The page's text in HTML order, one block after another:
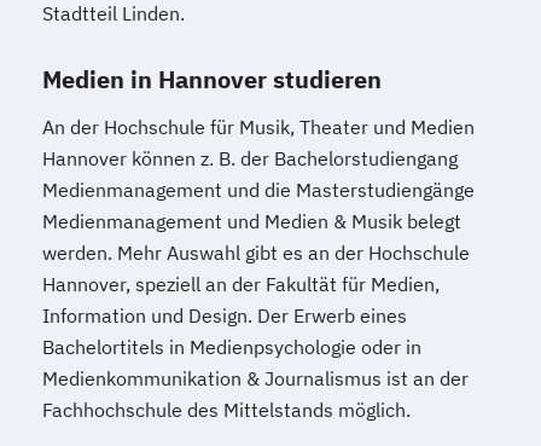
Stadtteil Linden.
Medien in Hannover studieren
An der Hochschule für Musik, Theater und Medien
Hannover können z. B. der Bachelorstudiengang
Medienmanagement und die Masterstudiengänge
Medienmanagement und Medien & Musik belegt
werden. Mehr Auswahl gibt es an der Hochschule
Hannover, speziell an der Fakultät für Medien,
Information und Design. Der Erwerb eines
Bachelortitels in Medienpsychologie oder in
Medienkommunikation & Journalismus ist an der
Fachhochschule des Mittelstands möglich.